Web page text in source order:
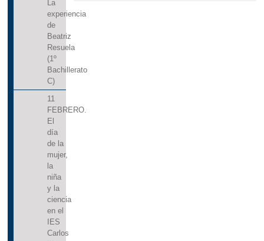
La
experiencia
de
Beatriz
Resuela
(1º
Bachillerato
C)
11
FEBRERO.
El
día
de la
mujer,
la
niña
y la
ciencia
en el
IES
Carlos